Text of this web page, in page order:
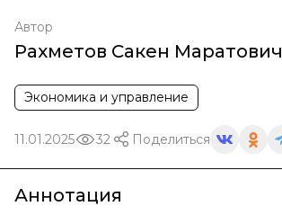
Автор
Рахметов Сакен Маратович
Экономика и управление
11.01.2025 32 Поделиться
Аннотация